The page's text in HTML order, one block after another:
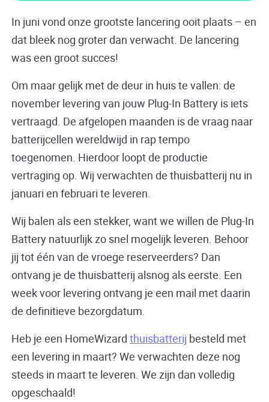
In juni vond onze grootste lancering ooit plaats – en
dat bleek nog groter dan verwacht. De lancering
was een groot succes!
Om maar gelijk met de deur in huis te vallen: de
november levering van jouw Plug-In Battery is iets
vertraagd. De afgelopen maanden is de vraag naar
batterijcellen wereldwijd in rap tempo
toegenomen. Hierdoor loopt de productie
vertraging op. Wij verwachten de thuisbatterij nu in
januari en februari te leveren.
Wij balen als een stekker, want we willen de Plug-In
Battery natuurlijk zo snel mogelijk leveren. Behoor
jij tot één van de vroege reserveerders? Dan
ontvang je de thuisbatterij alsnog als eerste. Een
week voor levering ontvang je een mail met daarin
de definitieve bezorgdatum.
Heb je een HomeWizardthuisbatterij besteld met
een levering in maart? We verwachten deze nog
steeds in maart te leveren. We zijn dan volledig
opgeschaald!